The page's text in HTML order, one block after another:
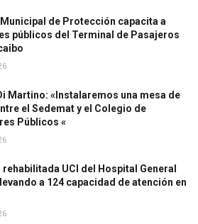
de Protección capacita a
públicos del Terminal de Pasajeros
Martino: «Instalaremos una mesa de
el Sedemat y el Colegio de
Públicos «
rehabilitada UCI del Hospital General
a 124 capacidad de atención en